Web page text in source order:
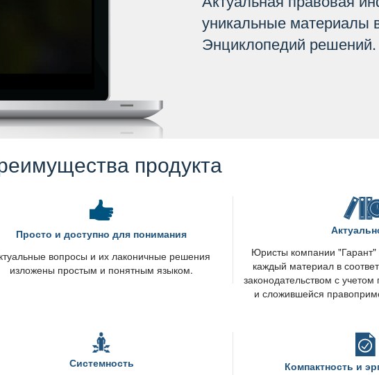
уникальные материалы
Энциклопедий решений.
продукта
Просто и доступно для понимания
вопросы и их лаконичные решения
изложены простым и понятным языком.
Юристы компании
каждый материал в
законодательством с учетом
и сложившейся
Системность
Компактность и